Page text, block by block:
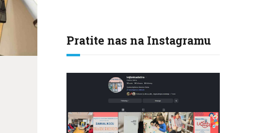
Pratite nas na Instagramu